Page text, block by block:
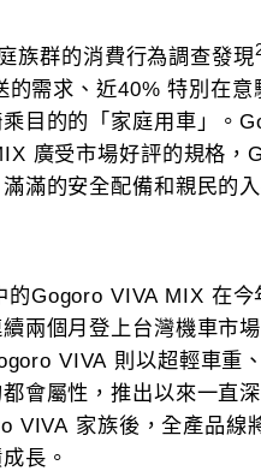
族群的消費行為調查發現
的需求、近40% 特別在
目的的「家庭用車」。
廣受市場好評的規格，
滿的安全配備和親民的
Gogoro VIVA MIX 在
兩個月登上台灣機車市
VIVA 則以超輕車重
會屬性，推出以來一直
VIVA 家族後，全產品線
長。